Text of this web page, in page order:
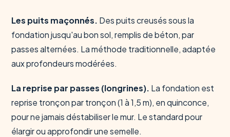
Les puits maçonnés. Des puits creusés sous la
fondation jusqu'au bon sol, remplis de béton, par
passes alternées. La méthode traditionnelle, adaptée
aux profondeurs modérées.
La reprise par passes (longrines). La fondation est
reprise tronçon par tronçon (1 à 1,5 m), en quinconce,
pour ne jamais déstabiliser le mur. Le standard pour
élargir ou approfondir une semelle.